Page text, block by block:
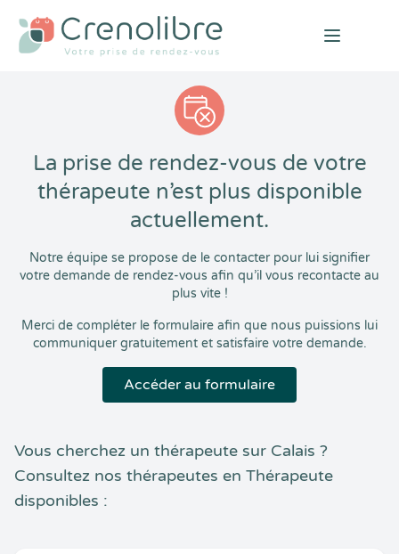
Open
La prise de rendez-vous de votre
thérapeute n’est plus disponible
actuellement.
Notre équipe se propose de le contacter pour lui signifier
votre demande de rendez-vous afin qu’il vous recontacte au
plus vite !
Merci de compléter le formulaire afin que nous puissions lui
communiquer gratuitement et satisfaire votre demande.
Accéder au formulaire
Vous cherchez un thérapeute sur Calais ?
Consultez nos thérapeutes en Thérapeute
disponibles :